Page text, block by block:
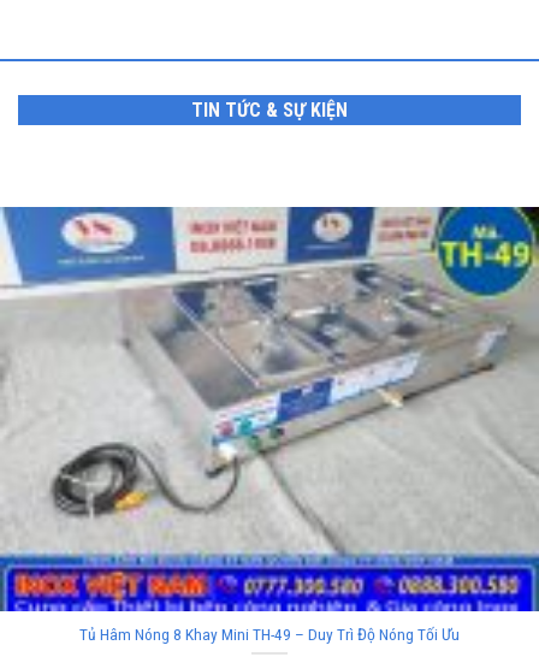
TIN TỨC & SỰ KIỆN
Tủ Hâm Nóng 8 Khay Mini TH-49 – Duy Trì Độ Nóng Tối Ưu